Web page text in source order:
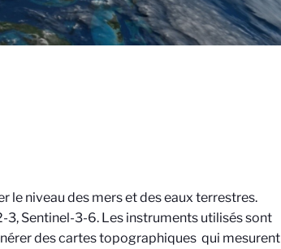
le niveau des mers et des eaux terrestres.
3, Sentinel-3-6. Les instruments utilisés sont
des cartes topographiques qui mesurent